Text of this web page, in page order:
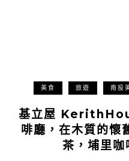
美食 旅遊 南投
基立屋
啡廳，在木質的懷
茶，埔里